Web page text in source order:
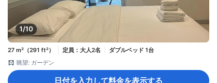
1/10
27 m²（291 ft²） 定員：大人2名
ダブルベッド 1台
眺望: ガーデン
日付を入力して料金を表示する